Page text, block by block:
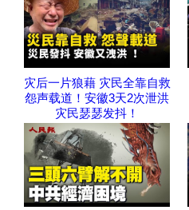
灾后一片狼藉 灾民全靠自救
怨声载道！安徽3天2次泄洪
灾民瑟瑟发抖！